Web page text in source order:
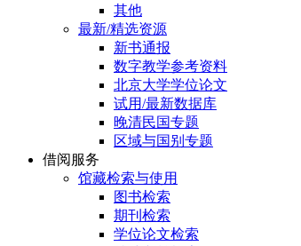
其他
最新/精选资源
新书通报
数字教学参考资料
北京大学学位论文
试用/最新数据库
晚清民国专题
区域与国别专题
借阅服务
馆藏检索与使用
图书检索
期刊检索
学位论文检索